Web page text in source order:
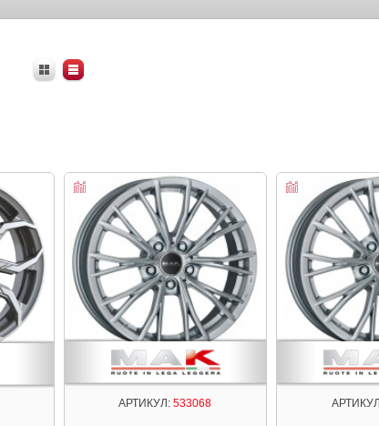
АРТИКУЛ: 533068